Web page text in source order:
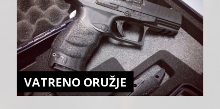
VATRENO ORUŽJE